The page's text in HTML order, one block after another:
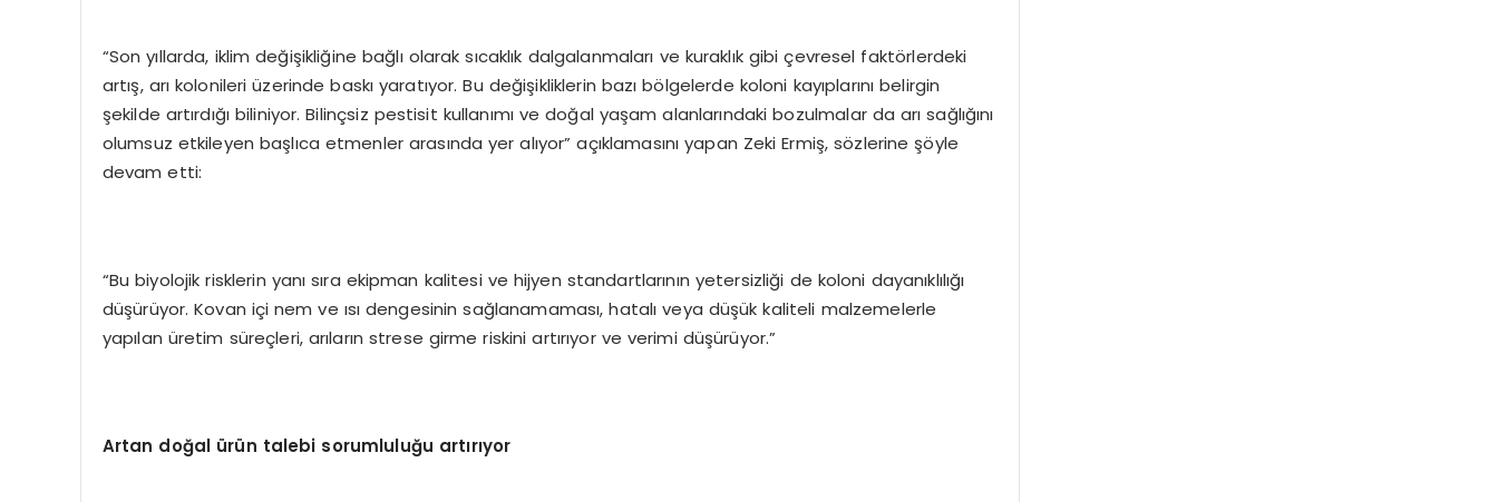
“Son yıllarda, iklim değişikliğine bağlı olarak sıcaklık dalgalanmaları ve kuraklık gibi çevresel faktörlerdeki
artış, arı kolonileri üzerinde baskı yaratıyor. Bu değişikliklerin bazı bölgelerde koloni kayıplarını belirgin
şekilde artırdığı biliniyor. Bilinçsiz pestisit kullanımı ve doğal yaşam alanlarındaki bozulmalar da arı sağlığını
olumsuz etkileyen başlıca etmenler arasında yer alıyor” açıklamasını yapan Zeki Ermiş, sözlerine şöyle
devam etti:
“Bu biyolojik risklerin yanı sıra ekipman kalitesi ve hijyen standartlarının yetersizliği de koloni dayanıklılığı
düşürüyor. Kovan içi nem ve ısı dengesinin sağlanamaması, hatalı veya düşük kaliteli malzemelerle
yapılan üretim süreçleri, arıların strese girme riskini artırıyor ve verimi düşürüyor.”
Artan doğal ürün talebi sorumluluğu artırıyor